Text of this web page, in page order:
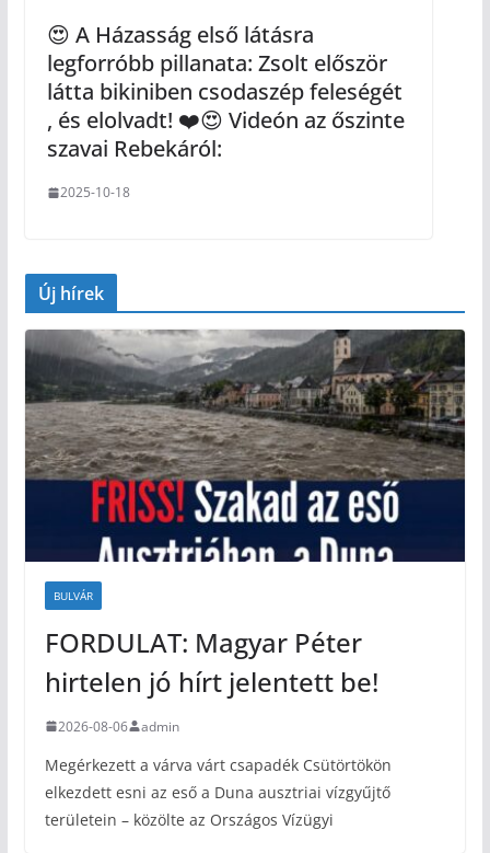
😍 A Házasság első látásra
legforróbb pillanata: Zsolt először
látta bikiniben csodaszép feleségét
, és elolvadt! ❤️😍 Videón az őszinte
szavai Rebekáról:
2025-10-18
Új hírek
BULVÁR
FORDULAT: Magyar Péter
hirtelen jó hírt jelentett be!
2026-08-06 admin
Megérkezett a várva várt csapadék Csütörtökön
elkezdett esni az eső a Duna ausztriai vízgyűjtő
területein – közölte az Országos Vízügyi